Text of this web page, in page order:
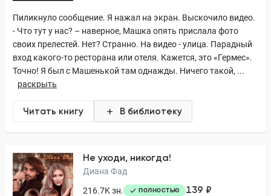
Пиликнуло сообщение. Я нажал на экран. Выскочило видео.
- Что тут у нас? – наверное, Машка опять прислала фото
своих прелестей. Нет? Странно. На видео - улица. Парадный
вход какого-то ресторана или отеля. Кажется, это «Гермес».
Точно! Я был с Машенькой там однажды. Ничего такой, ...
раскрыть
Читать книгу В библиотеку
Не уходи, никогда!
Диана Фад
216.7K зн.
ПОЛНОСТЬЮ 139 ₽